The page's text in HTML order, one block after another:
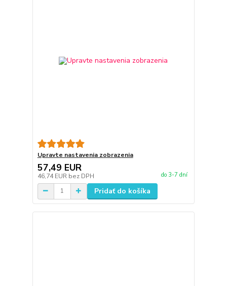
Upravte nastavenia zobrazenia
57,49 EUR
46,74 EUR bez DPH do 3-7 dní
Pridať do košíka